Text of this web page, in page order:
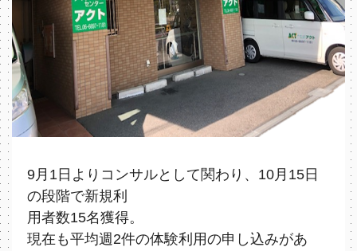
9⽉1日よりコンサルとして関わり、10⽉15日
の段階で新規利
用者数15名獲得。
現在も平均週2件の体験利用の申し込みがあ